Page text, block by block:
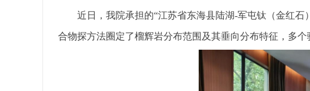
近日，我院承担的“江苏省东海县陆湖-军屯钛（金红
合物探方法圈定了榴辉岩分布范围及其垂向分布特征，多